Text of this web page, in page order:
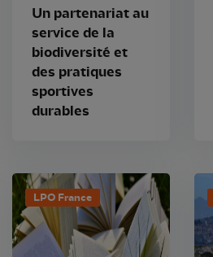
Un partenariat au
service de la
biodiversité et
des pratiques
sportives
durables
LPO France